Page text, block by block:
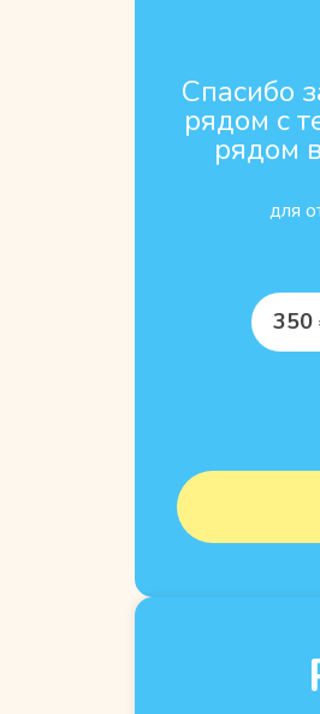
Спасибо
рядом с
рядом
для
350